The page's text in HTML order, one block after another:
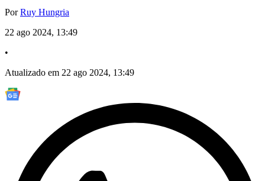
PorRuy Hungria
22 ago 2024, 13:49
•
Atualizado em 22 ago 2024, 13:49